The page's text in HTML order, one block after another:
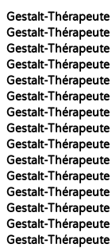
Gestalt-Thérapeute
Gestalt-Thérapeute
Gestalt-Thérapeute
Gestalt-Thérapeute
Gestalt-Thérapeute
Gestalt-Thérapeute
Gestalt-Thérapeute
Gestalt-Thérapeute
Gestalt-Thérapeute
Gestalt-Thérapeute
Gestalt-Thérapeute
Gestalt-Thérapeute
Gestalt-Thérapeute
Gestalt-Thérapeute
Gestalt-Thérapeute